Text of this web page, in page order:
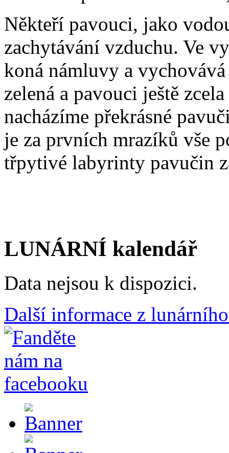
Někteří pavouci, jako
zachytávání vzduchu. Ve
koná námluvy a
zelená a pavouci ještě
nacházíme překrásné
je za prvních mrazíků vše
třpytivé labyrinty pavučin
LUNÁRNÍ kalendář
Data nejsou k dispozici.
Další informace z